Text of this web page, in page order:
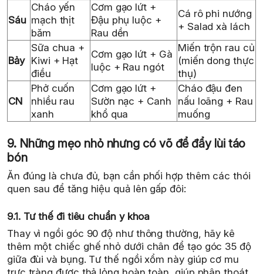
Sáu
Cháo yến
mạch thịt
băm
Cơm gạo lứt +
Đậu phụ luộc +
Rau dền
Cá rô phi nướng
+ Salad xà lách
Bảy
Sữa chua +
Kiwi + Hạt
điều
Cơm gạo lứt + Gà
luộc + Rau ngót
Miến trộn rau củ
(miến dong thực
thụ)
CN
Phở cuốn
nhiều rau
xanh
Cơm gạo lứt +
Sườn nạc + Canh
khổ qua
Cháo đậu đen
nấu loãng + Rau
muống
9. Những mẹo nhỏ nhưng có võ để đẩy lùi táo
bón
Ăn đúng là chưa đủ, bạn cần phối hợp thêm các thói
quen sau để tăng hiệu quả lên gấp đôi:
9.1. Tư thế đi tiêu chuẩn y khoa
Thay vì ngồi góc 90 độ như thông thường, hãy kê
thêm một chiếc ghế nhỏ dưới chân để tạo góc 35 độ
giữa đùi và bụng. Tư thế ngồi xổm này giúp cơ mu